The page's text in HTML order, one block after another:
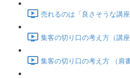
売れるのは「良さそうな講
集客の切り口の考え方（講
集客の切り口の考え方 （肩